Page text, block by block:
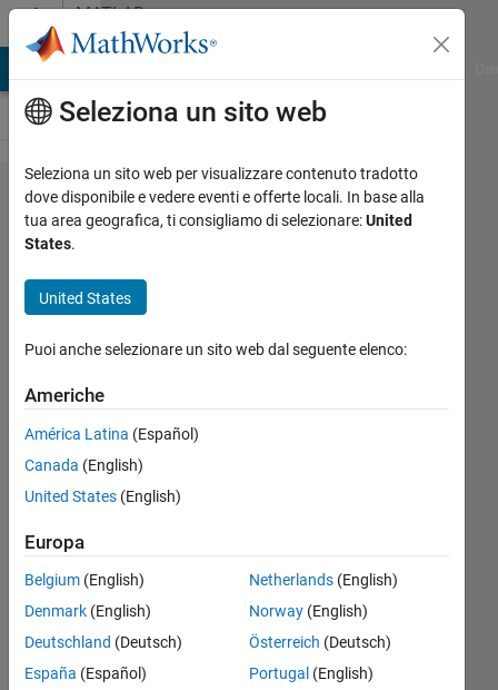
Vai al contenutoMATLAB
Answers
How
to
data
use
freqz
Mano
21 Mag
2021
1
Risposta
24 Mag
2021
Seleziona un sito web
Seleziona un sito web per visualizzare contenuto tradotto
dove disponibile e vedere eventi e offerte locali. In base alla
tua area geografica, ti consigliamo di selezionare:United
States.
United States
Puoi anche selezionare un sito web dal seguente elenco:
Americhe
América Latina (Español)
Canada (English)
United States (English)
Europa
Belgium (English)
Denmark (English)
Deutschland (Deutsch)
España (Español)
Netherlands(English)
Norway(English)
Österreich (Deutsch)
Portugal (English)